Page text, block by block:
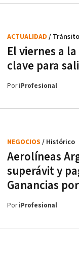
El viernes a
clave para
ACTUALIDAD / Tránsito
PoriProfesional
Aerolíneas
superávit y
Ganancias
NEGOCIOS / Histórico
PoriProfesional